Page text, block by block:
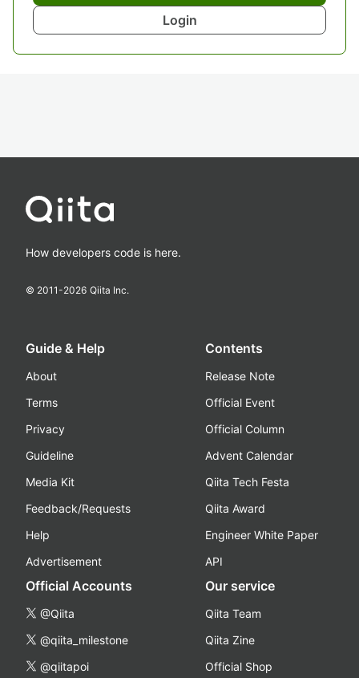
Login
How developers code is here.
© 2011-2026 Qiita Inc.
Guide & Help
About
Terms
Privacy
Guideline
Media Kit
Feedback/Requests
Help
Advertisement
Contents
Release Note
Official Event
Official Column
Advent Calendar
Qiita Tech Festa
Qiita Award
Engineer White Paper
API
Official Accounts
@Qiita
@qiita_milestone
@qiitapoi
Our service
Qiita Team
Qiita Zine
Official Shop